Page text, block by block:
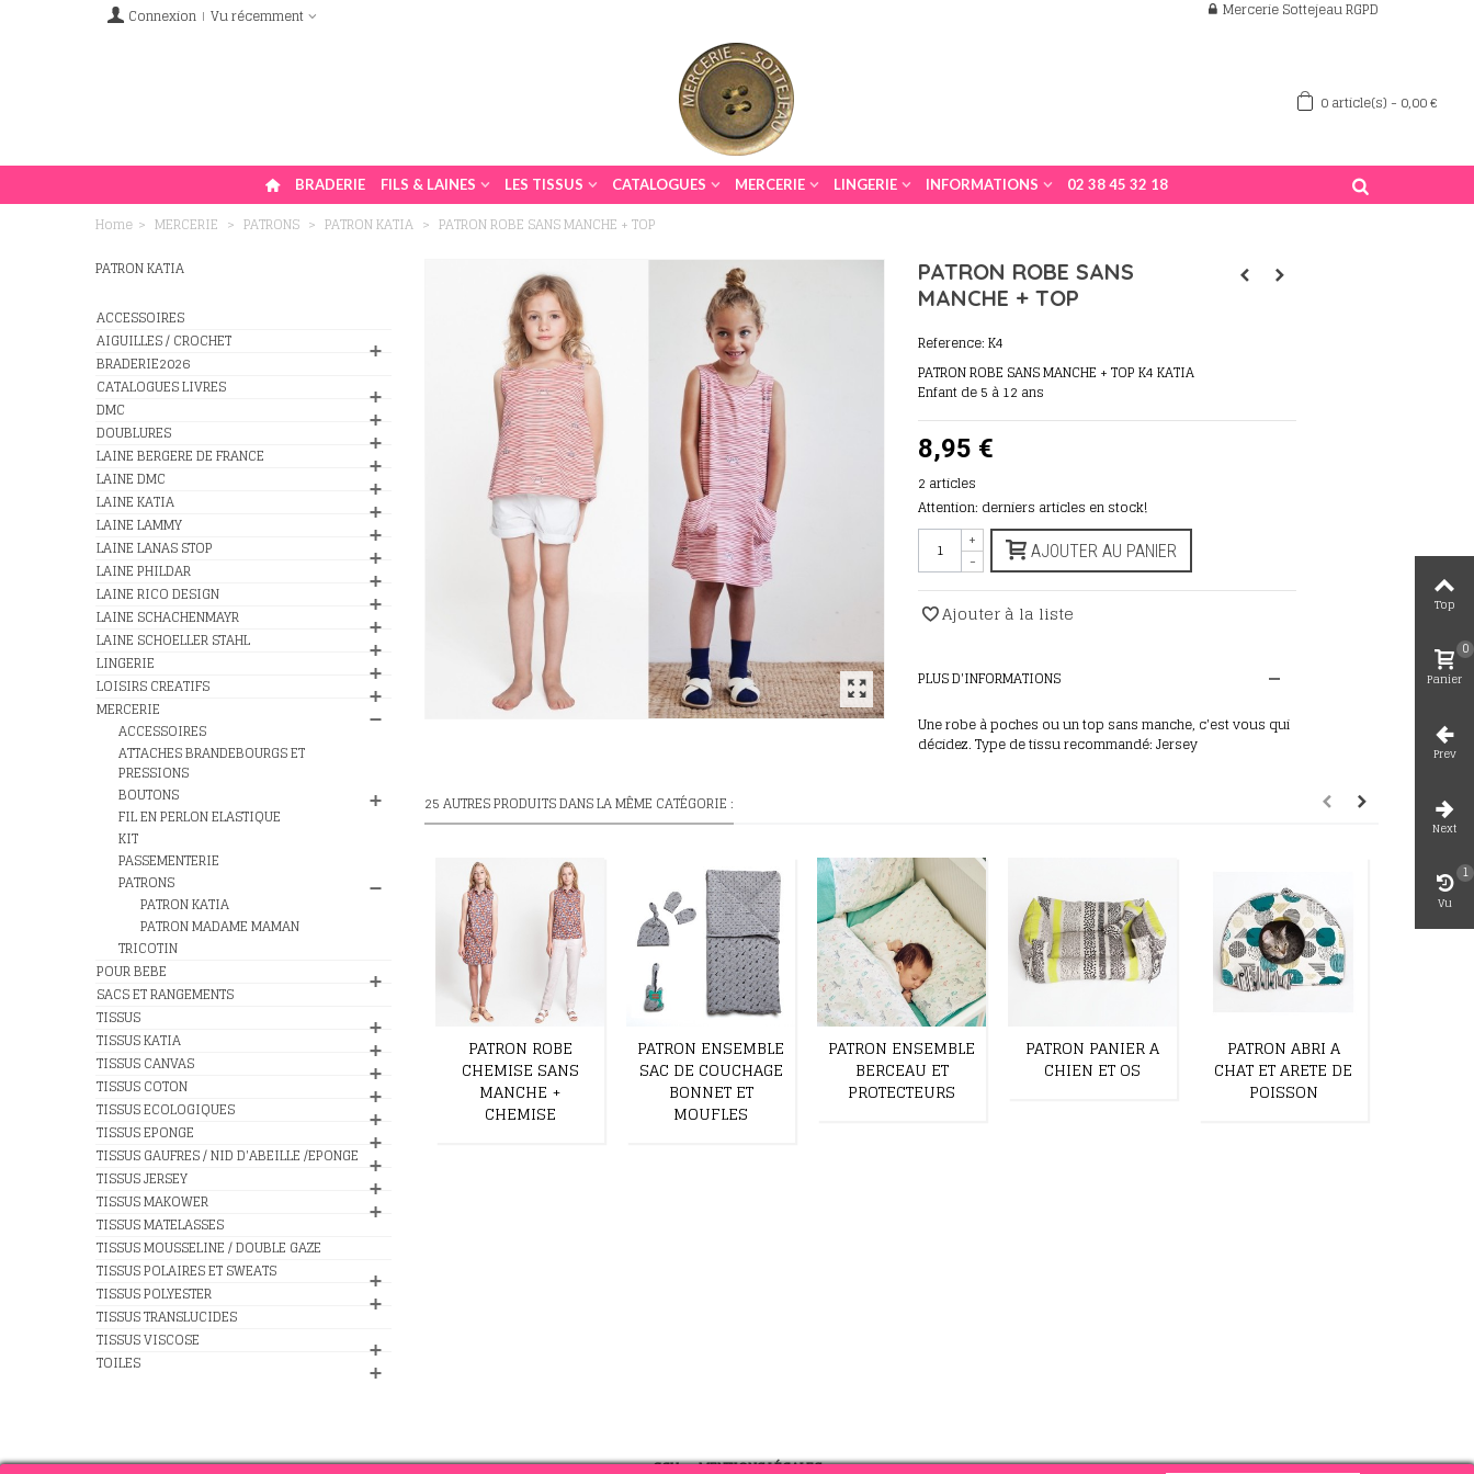
Connexion Vu récemment Mercerie Sottejeau RGPD
0article(s) - 0,00 €
BRADERIE FILS & LAINES LES TISSUS CATALOGUES MERCERIE LINGERIE INFORMATIONS 02 38 45 32 18
Home > MERCERIE > PATRONS > PATRON KATIA > PATRON ROBE SANS MANCHE + TOP
PATRON KATIA
ACCESSOIRES
AIGUILLES / CROCHET
BRADERIE2026
CATALOGUES LIVRES
DMC
DOUBLURES
LAINE BERGERE DE FRANCE
LAINE DMC
LAINE KATIA
LAINE LAMMY
LAINE LANAS STOP
LAINE PHILDAR
LAINE RICO DESIGN
LAINE SCHACHENMAYR
LAINE SCHOELLER STAHL
LINGERIE
LOISIRS CREATIFS
MERCERIE
ACCESSOIRES
ATTACHES BRANDEBOURGS ET
PRESSIONS
BOUTONS
FIL EN PERLON ELASTIQUE
KIT
PASSEMENTERIE
PATRONS
PATRON KATIA
PATRON MADAME MAMAN
TRICOTIN
POUR BEBE
SACS ET RANGEMENTS
TISSUS
TISSUS KATIA
TISSUS CANVAS
TISSUS COTON
TISSUS ECOLOGIQUES
TISSUS EPONGE
TISSUS GAUFRES / NID D'ABEILLE /EPONGE
TISSUS JERSEY
TISSUS MAKOWER
TISSUS MATELASSES
TISSUS MOUSSELINE / DOUBLE GAZE
TISSUS POLAIRES ET SWEATS
TISSUS POLYESTER
TISSUS TRANSLUCIDES
TISSUS VISCOSE
TOILES
PATRON ROBE SANS
MANCHE + TOP
Reference:K4
PATRON ROBE SANS MANCHE + TOP K4 KATIA
Enfant de 5 à 12 ans
8,95 €
2 articles
Attention: derniers articles en stock!
-
+
AJOUTER AU PANIER
Ajouter à la liste
PLUS D'INFORMATIONS
Une robe à poches ou un top sans manche, c'est vous qui
décidez. Type de tissu recommandé: Jersey
25 AUTRES PRODUITS DANS LA MÊME CATÉGORIE :
PATRON ROBE
CHEMISE SANS
MANCHE +
CHEMISE
PATRON ENSEMBLE
SAC DE COUCHAGE
BONNET ET
MOUFLES
PATRON ENSEMBLE
BERCEAU ET
PROTECTEURS
PATRON PANIER A
CHIEN ET OS
PATRON ABRI A
CHAT ET ARETE DE
POISSON
CGV-MENTIONS LÉGALES
Top
Panier
0
Prev
Next
Vu
1